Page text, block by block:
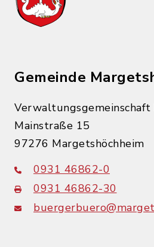
Gemeinde
Verwaltungsgemeinschaft
Mainstraße 15
97276 Margetshöchheim
0931 46862-0
0931 46862-30